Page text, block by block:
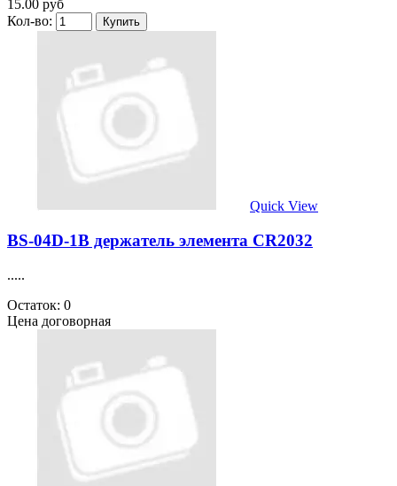
15.00 руб
Кол-во:
Quick View
BS-04D-1B держатель элемента CR2032
.....
Остаток: 0
Цена договорная